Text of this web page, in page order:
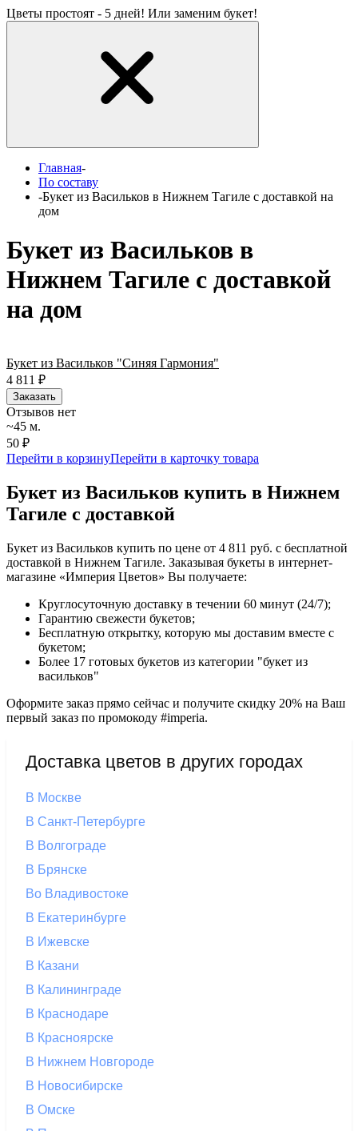
Цветы простоят - 5 дней! Или заменим букет!
Главная-
По составу
-Букет из Васильков в Нижнем Тагиле с доставкой на
дом
Букет из Васильков в
Нижнем Тагиле с доставкой
на дом
Букет из Васильков "Синяя Гармония"
4 811
₽
Заказать
Отзывов нет
~45 м.
50 ₽
Перейти в корзинуПерейти в карточку товара
Букет из Васильков купить в Нижнем
Тагиле с доставкой
Букет из Васильков купить по цене от 4 811 руб. с бесплатной
доставкой в Нижнем Тагиле. Заказывая букеты в интернет-
магазине «Империя Цветов» Вы получаете:
Круглосуточную доставку в течении 60 минут (24/7);
Гарантию свежести букетов;
Бесплатную открытку, которую мы доставим вместе с
букетом;
Более 17 готовых букетов из категории "букет из
васильков"
Оформите заказ прямо сейчас и получите скидку 20% на Ваш
первый заказ по промокоду #imperia.
Доставка цветов в других городах
В Москве
В Санкт-Петербурге
В Волгограде
В Брянске
Во Владивостоке
В Екатеринбурге
В Ижевске
В Казани
В Калининграде
В Краснодаре
В Красноярске
В Нижнем Новгороде
В Новосибирске
В Омске